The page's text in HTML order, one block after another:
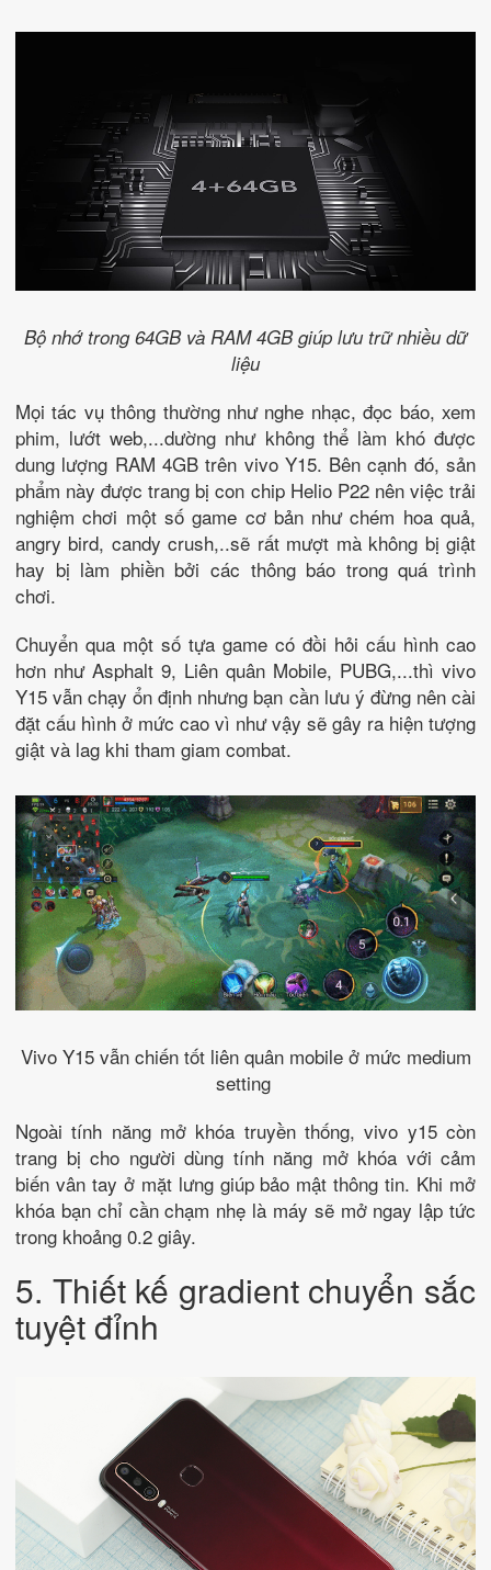
Bộ nhớ trong 64GB và RAM 4GB giúp lưu trữ nhiều dữ
liệu
Mọi tác vụ thông thường như nghe nhạc, đọc báo, xem
phim, lướt web,...dường như không thể làm khó được
dung lượng RAM 4GB trên vivo Y15. Bên cạnh đó, sản
phẩm này được trang bị con chip Helio P22 nên việc trải
nghiệm chơi một số game cơ bản như chém hoa quả,
angry bird, candy crush,..sẽ rất mượt mà không bị giật
hay bị làm phiền bởi các thông báo trong quá trình
chơi.
Chuyển qua một số tựa game có đồi hỏi cấu hình cao
hơn như Asphalt 9, Liên quân Mobile, PUBG,...thì vivo
Y15 vẫn chạy ổn định nhưng bạn cần lưu ý đừng nên cài
đặt cấu hình ở mức cao vì như vậy sẽ gây ra hiện tượng
giật và lag khi tham giam combat.
Vivo Y15 vẫn chiến tốt liên quân mobile ở mức medium
setting
Ngoài tính năng mở khóa truyền thống, vivo y15 còn
trang bị cho người dùng tính năng mở khóa với cảm
biến vân tay ở mặt lưng giúp bảo mật thông tin. Khi mở
khóa bạn chỉ cần chạm nhẹ là máy sẽ mở ngay lập tức
trong khoảng 0.2 giây.
5. Thiết kế gradient chuyển sắc
tuyệt đỉnh